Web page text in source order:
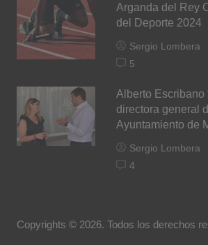
Arganda del Rey
del Deporte 2024
Sergio Lombera
5
Alberto Escribano
directora general
Ayuntamiento de
Sergio Lombera
4
Copyrights © 2026. Todos los derechos